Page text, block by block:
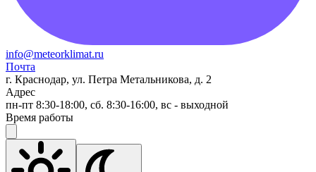
info@meteorklimat.ru
Почта
г. Краснодар, ул. Петра Метальникова, д. 2
Адрес
пн-пт 8:30-18:00, сб. 8:30-16:00, вс - выходной
Время работы